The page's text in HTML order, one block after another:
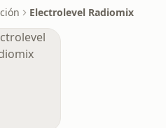
Electrolevel Radiomix